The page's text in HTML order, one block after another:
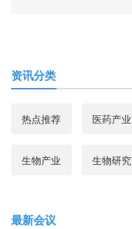
资讯分类
热点推荐 医药产业
生物产业 生物研究
最新会议